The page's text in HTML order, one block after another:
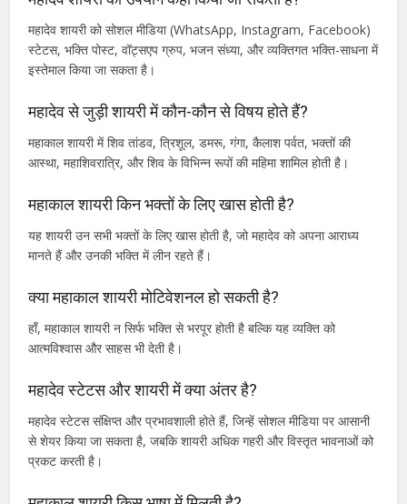
महाकाल शायरी का क्या महत्व है?
महाकाल शायरी शिव भक्तों के मन में श्रद्धा, प्रेम और भक्ति को और अधिक
मजबूत बनाती है। यह शिव की महिमा का गुणगान करने का एक भावनात्मक तरीका
महादेव शायरी का उपयोग कहाँ किया जा सकता है?
महादेव शायरी को सोशल मीडिया (WhatsApp, Instagram, Facebook)
इस्तेमाल किया जा सकता है।
महादेव से जुड़ी शायरी में कौन-कौन से विषय होते हैं?
आस्था, महाशिवरात्रि, और शिव के विभिन्न रूपों की महिमा शामिल होती है।
महाकाल शायरी किन भक्तों के लिए खास होती है?
मानते हैं और उनकी भक्ति में लीन रहते हैं।
क्या महाकाल शायरी मोटिवेशनल हो सकती है?
हाँ, महाकाल शायरी न सिर्फ भक्ति से भरपूर होती है बल्कि यह व्यक्ति को